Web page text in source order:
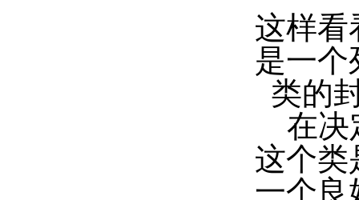
这样看
是一个
类的
在决
这个类
一个良